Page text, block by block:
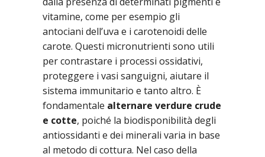
vitamine, come per esempio gli
antociani dell’uva e i carotenoidi delle
carote. Questi micronutrienti sono utili
per contrastare i processi ossidativi,
proteggere i vasi sanguigni, aiutare il
sistema immunitario e tanto altro. È
fondamentale alternare verdure crude
e cotte, poiché la biodisponibilità degli
antiossidanti e dei minerali varia in base
al metodo di cottura. Nel caso della